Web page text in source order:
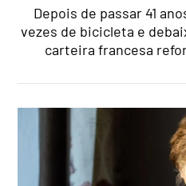
Depois de passar 41
vezes de bicicleta e
carteira francesa